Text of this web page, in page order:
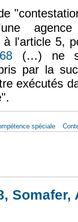
à l'article 5,
(le lien est externe)
(…) ne
par la
exécutés
spéciale
Somafer,